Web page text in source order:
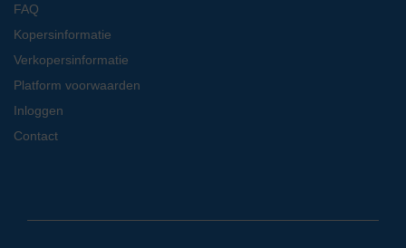
FAQ
Kopersinformatie
Verkopersinformatie
Platform voorwaarden
Inloggen
Contact